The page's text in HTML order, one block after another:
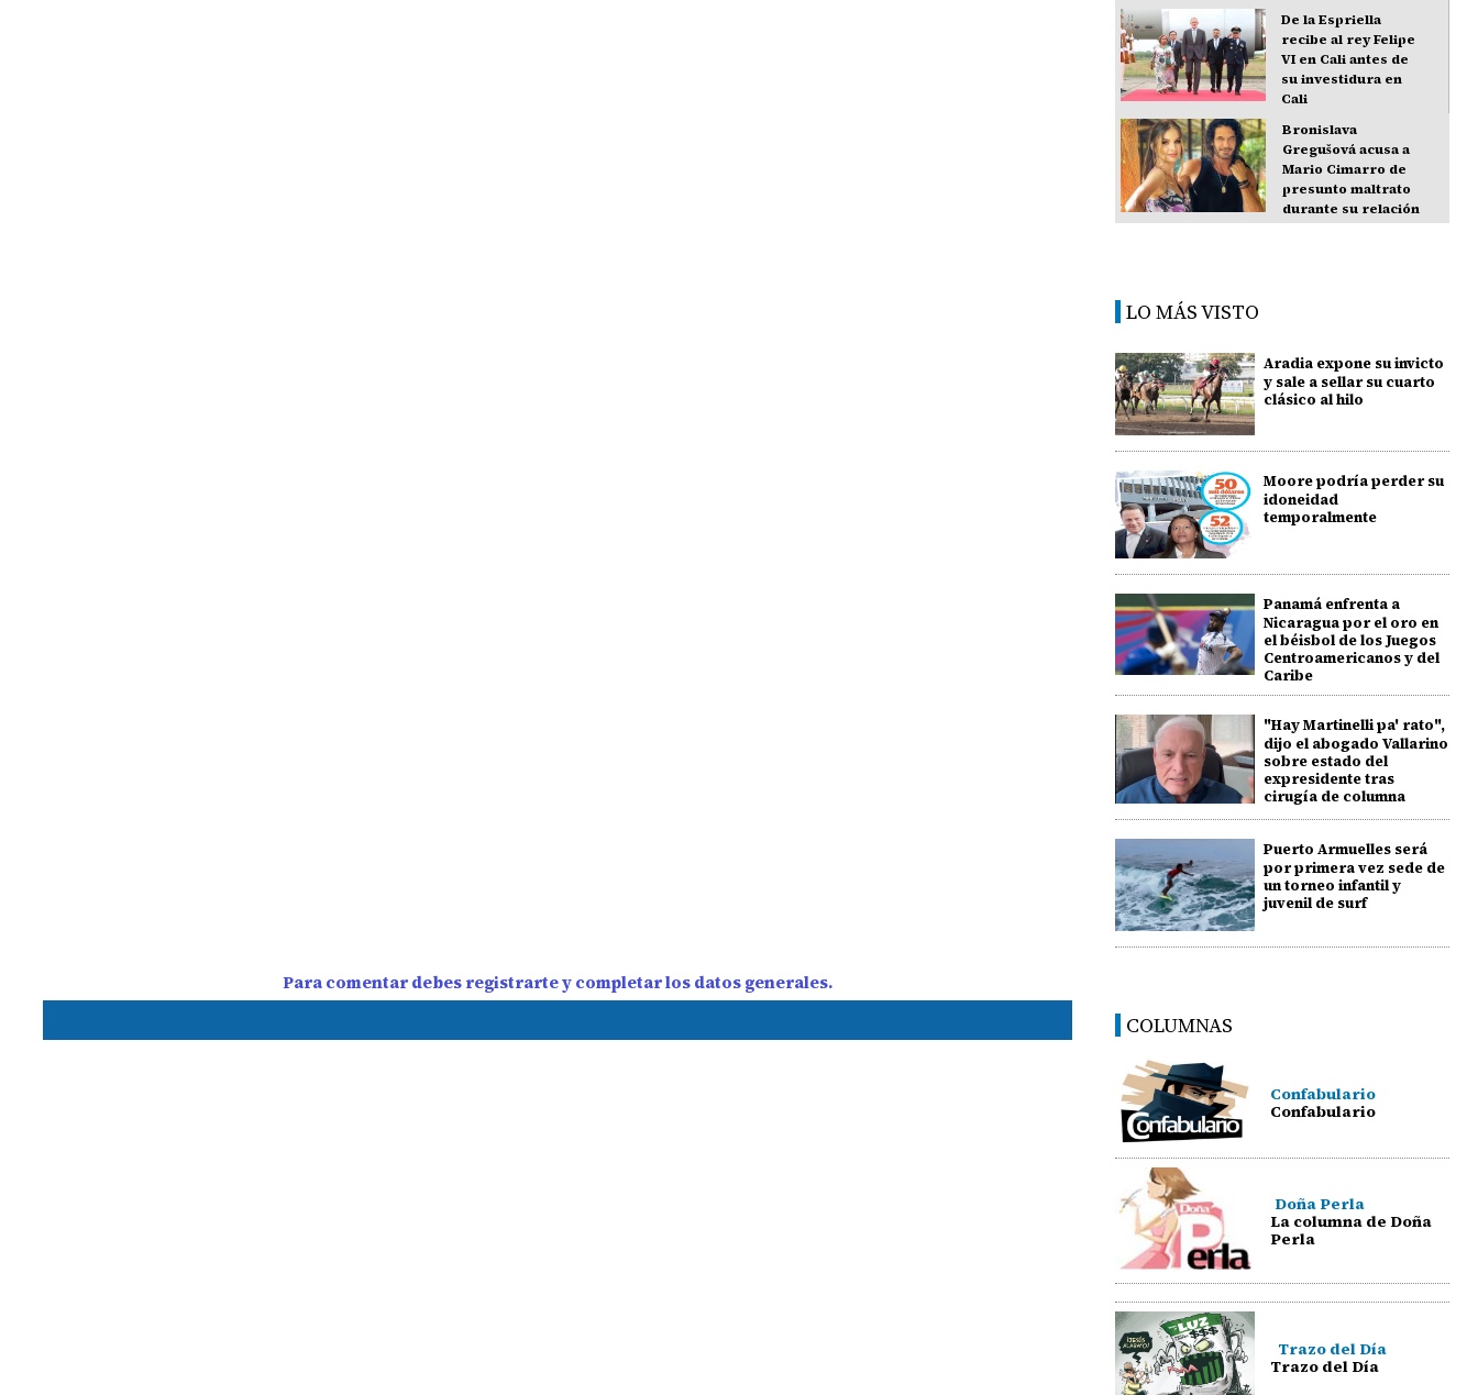
Para comentar debes registrarte y completar los datos generales.
De la Espriella
recibe al rey Felipe
VI en Cali antes de
su investidura en
Cali
Bronislava
Gregušová acusa a
Mario Cimarro de
presunto maltrato
durante su relación
LO MÁS VISTO
Aradia expone su invicto
y sale a sellar su cuarto
clásico al hilo
Moore podría perder su
idoneidad
temporalmente
Panamá enfrenta a
Nicaragua por el oro en
el béisbol de los Juegos
Centroamericanos y del
Caribe
"Hay Martinelli pa' rato",
dijo el abogado Vallarino
sobre estado del
expresidente tras
cirugía de columna
Puerto Armuelles será
por primera vez sede de
un torneo infantil y
juvenil de surf
COLUMNAS
Confabulario
Confabulario
Doña Perla
La columna de Doña
Perla
Trazo del Día
Trazo del Día